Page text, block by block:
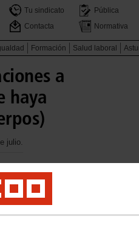
Tu sindicato Pública
Contacta
Normativa
Formación Salud laboral
a
haya
julio.